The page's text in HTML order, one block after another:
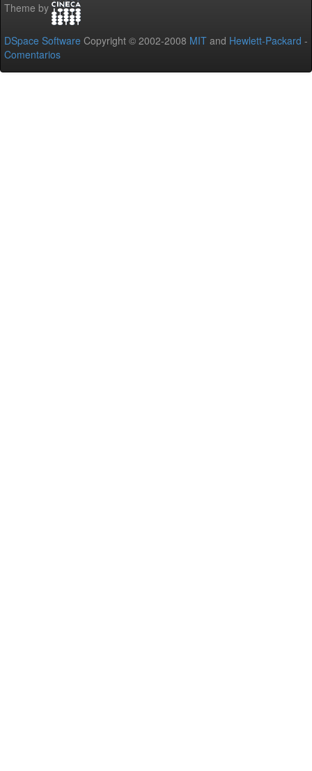
Theme by
DSpace Software Copyright © 2002-2008 MIT and Hewlett-Packard -
Comentarios